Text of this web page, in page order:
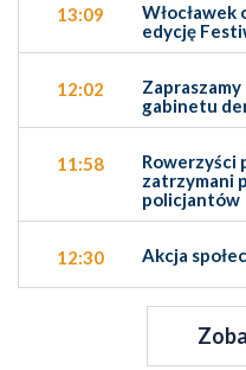
13:09
edycję
12:02
gabinetu
11:58
Rowerzyści
zatrzymani
policjantów
12:30 Akcja